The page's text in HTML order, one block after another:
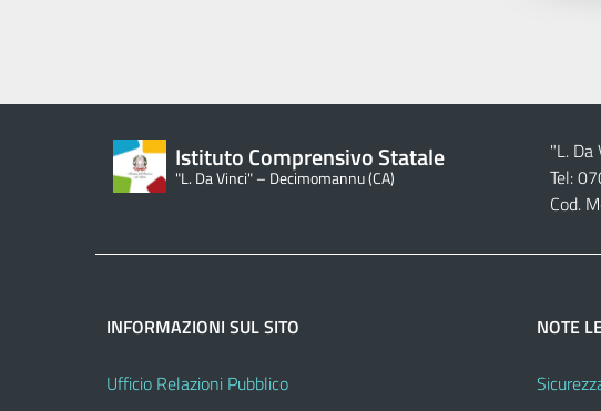
Istituto Comprensivo Statale
"L. Da Vinci" – Decimomannu (CA)
"L. Da
Tel:
Cod.
INFORMAZIONI SUL SITO
Ufficio Relazioni Pubblico
NOTE